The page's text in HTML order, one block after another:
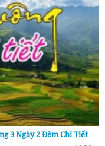
3 Ngày 2 Đêm Chi Tiết